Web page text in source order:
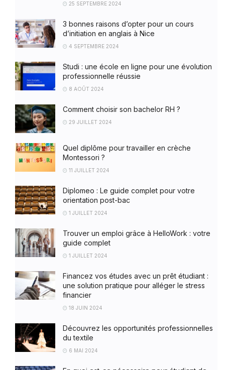
25 SEPTEMBRE 2024
3 bonnes raisons d’opter pour un cours
d’initiation en anglais à Nice
4 SEPTEMBRE 2024
Studi : une école en ligne pour une évolution
professionnelle réussie
8 AOÛT 2024
Comment choisir son bachelor RH ?
29 JUILLET 2024
Quel diplôme pour travailler en crèche
Montessori ?
11 JUILLET 2024
Diplomeo : Le guide complet pour votre
orientation post-bac
1 JUILLET 2024
Trouver un emploi grâce à HelloWork : votre
guide complet
1 JUILLET 2024
Financez vos études avec un prêt étudiant :
une solution pratique pour alléger le stress
financier
18 JUIN 2024
Découvrez les opportunités professionnelles
du textile
6 MAI 2024